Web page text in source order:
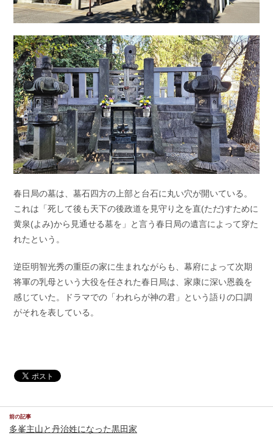
春日局の墓は、墓石四方の上部と台石に丸い穴が開いている。
これは「死して後も天下の後政道を見守り之を直(ただ)すために
黄泉(よみ)から見通せる墓を」と言う春日局の遺言によって穿た
れたという。
逆臣明智光秀の重臣の家に生まれながらも、幕府によって次期
将軍の乳母という大役を任された春日局は、家康に深い恩義を
感じていた。ドラマでの「われらが神の君」という語りの口調
がそれを表している。
前の記事
多峯主山と丹治姓になった黒田家